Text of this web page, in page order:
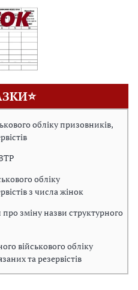
обліку призовників,
обліку
з числа жінок
зміну назви структурного
військового обліку
та резервістів